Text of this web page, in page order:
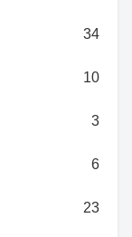
34
10
3
6
23